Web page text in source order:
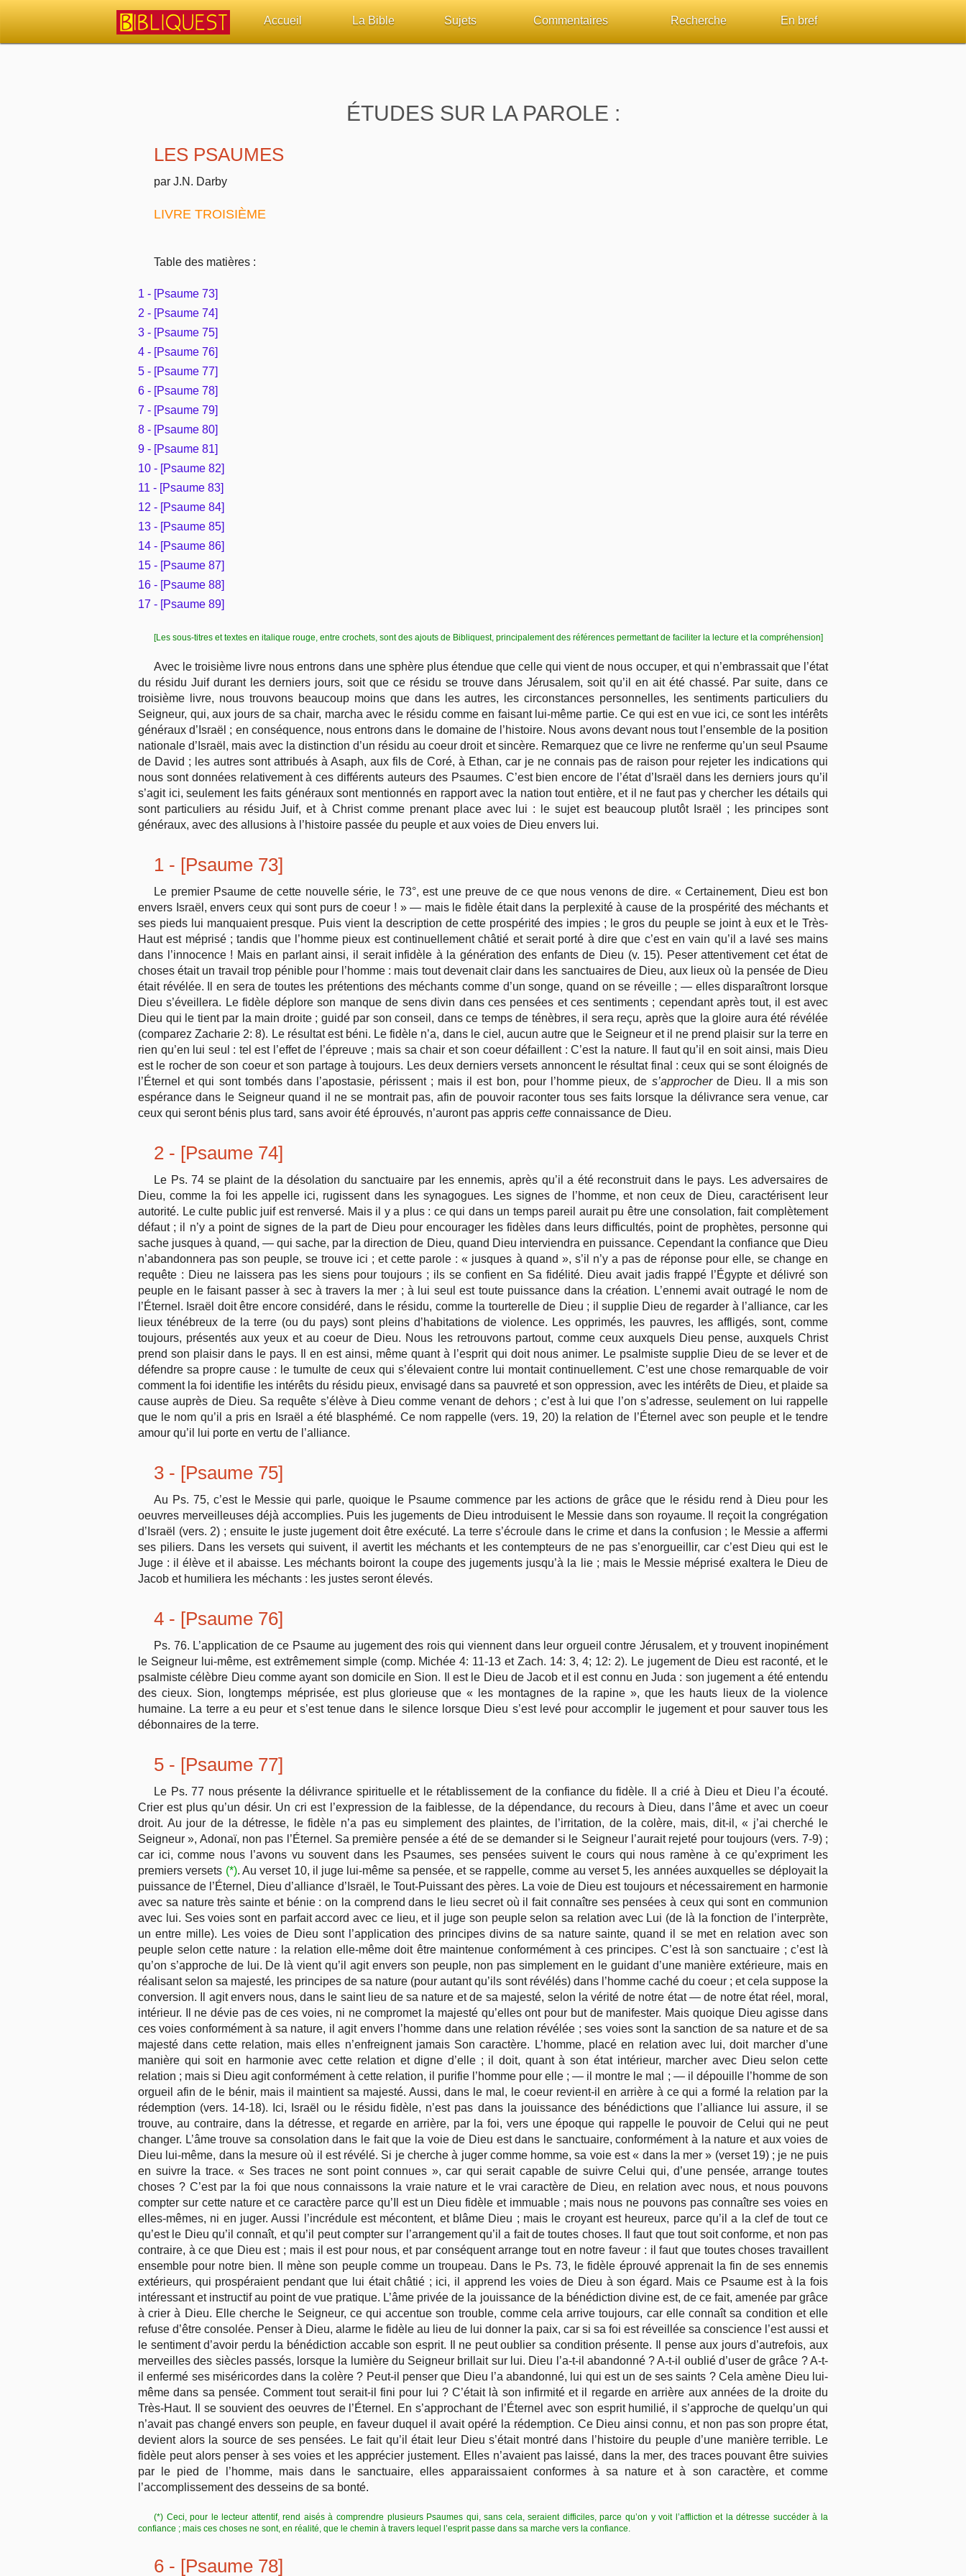
Accueil
Autres sites chrétiens
La Bible Sujets Commentaires Recherche En bref
ÉTUDES SUR LA PAROLE :
LES PSAUMES
par J.N. Darby
LIVRE TROISIÈME
Table des matières :
1 - [Psaume 73]
2 - [Psaume 74]
3 - [Psaume 75]
4 - [Psaume 76]
5 - [Psaume 77]
6 - [Psaume 78]
7 - [Psaume 79]
8 - [Psaume 80]
9 - [Psaume 81]
10 - [Psaume 82]
11 - [Psaume 83]
12 - [Psaume 84]
13 - [Psaume 85]
14 - [Psaume 86]
15 - [Psaume 87]
16 - [Psaume 88]
17 - [Psaume 89]
[Les sous-titres et textes en italique rouge, entre crochets, sont des ajouts de Bibliquest, principalement des références permettant de faciliter la lecture et la compréhension]
Avec le troisième livre nous entrons dans une sphère plus étendue que celle qui vient de nous occuper, et qui n’embrassait que l’état
du résidu Juif durant les derniers jours, soit que ce résidu se trouve dans Jérusalem, soit qu’il en ait été chassé. Par suite, dans ce
troisième livre, nous trouvons beaucoup moins que dans les autres, les circonstances personnelles, les sentiments particuliers du
Seigneur, qui, aux jours de sa chair, marcha avec le résidu comme en faisant lui-même partie. Ce qui est en vue ici, ce sont les intérêts
généraux d’Israël ; en conséquence, nous entrons dans le domaine de l’histoire. Nous avons devant nous tout l’ensemble de la position
nationale d’Israël, mais avec la distinction d’un résidu au coeur droit et sincère. Remarquez que ce livre ne renferme qu’un seul Psaume
de David ; les autres sont attribués à Asaph, aux fils de Coré, à Ethan, car je ne connais pas de raison pour rejeter les indications qui
nous sont données relativement à ces différents auteurs des Psaumes. C’est bien encore de l’état d’Israël dans les derniers jours qu’il
s’agit ici, seulement les faits généraux sont mentionnés en rapport avec la nation tout entière, et il ne faut pas y chercher les détails qui
sont particuliers au résidu Juif, et à Christ comme prenant place avec lui : le sujet est beaucoup plutôt Israël ; les principes sont
généraux, avec des allusions à l’histoire passée du peuple et aux voies de Dieu envers lui.
1 - [Psaume 73]
Le premier Psaume de cette nouvelle série, le 73°, est une preuve de ce que nous venons de dire. « Certainement, Dieu est bon
envers Israël, envers ceux qui sont purs de coeur ! » — mais le fidèle était dans la perplexité à cause de la prospérité des méchants et
ses pieds lui manquaient presque. Puis vient la description de cette prospérité des impies ; le gros du peuple se joint à eux et le Très-
Haut est méprisé ; tandis que l’homme pieux est continuellement châtié et serait porté à dire que c’est en vain qu’il a lavé ses mains
dans l’innocence ! Mais en parlant ainsi, il serait infidèle à la génération des enfants de Dieu (v. 15). Peser attentivement cet état de
choses était un travail trop pénible pour l’homme : mais tout devenait clair dans les sanctuaires de Dieu, aux lieux où la pensée de Dieu
était révélée. Il en sera de toutes les prétentions des méchants comme d’un songe, quand on se réveille ; — elles disparaîtront lorsque
Dieu s’éveillera. Le fidèle déplore son manque de sens divin dans ces pensées et ces sentiments ; cependant après tout, il est avec
Dieu qui le tient par la main droite ; guidé par son conseil, dans ce temps de ténèbres, il sera reçu, après que la gloire aura été révélée
(comparez Zacharie 2: 8). Le résultat est béni. Le fidèle n’a, dans le ciel, aucun autre que le Seigneur et il ne prend plaisir sur la terre en
rien qu’en lui seul : tel est l’effet de l’épreuve ; mais sa chair et son coeur défaillent : C’est la nature. Il faut qu’il en soit ainsi, mais Dieu
est le rocher de son coeur et son partage à toujours. Les deux derniers versets annoncent le résultat final : ceux qui se sont éloignés de
l’Éternel et qui sont tombés dans l’apostasie, périssent ; mais il est bon, pour l’homme pieux, de s’approcher de Dieu. Il a mis son
espérance dans le Seigneur quand il ne se montrait pas, afin de pouvoir raconter tous ses faits lorsque la délivrance sera venue, car
ceux qui seront bénis plus tard, sans avoir été éprouvés, n’auront pas appris cette connaissance de Dieu.
2 - [Psaume 74]
Le Ps. 74 se plaint de la désolation du sanctuaire par les ennemis, après qu’il a été reconstruit dans le pays. Les adversaires de
Dieu, comme la foi les appelle ici, rugissent dans les synagogues. Les signes de l’homme, et non ceux de Dieu, caractérisent leur
autorité. Le culte public juif est renversé. Mais il y a plus : ce qui dans un temps pareil aurait pu être une consolation, fait complètement
défaut ; il n’y a point de signes de la part de Dieu pour encourager les fidèles dans leurs difficultés, point de prophètes, personne qui
sache jusques à quand, — qui sache, par la direction de Dieu, quand Dieu interviendra en puissance. Cependant la confiance que Dieu
n’abandonnera pas son peuple, se trouve ici ; et cette parole : « jusques à quand », s’il n’y a pas de réponse pour elle, se change en
requête : Dieu ne laissera pas les siens pour toujours ; ils se confient en Sa fidélité. Dieu avait jadis frappé l’Égypte et délivré son
peuple en le faisant passer à sec à travers la mer ; à lui seul est toute puissance dans la création. L’ennemi avait outragé le nom de
l’Éternel. Israël doit être encore considéré, dans le résidu, comme la tourterelle de Dieu ; il supplie Dieu de regarder à l’alliance, car les
lieux ténébreux de la terre (ou du pays) sont pleins d’habitations de violence. Les opprimés, les pauvres, les affligés, sont, comme
toujours, présentés aux yeux et au coeur de Dieu. Nous les retrouvons partout, comme ceux auxquels Dieu pense, auxquels Christ
prend son plaisir dans le pays. Il en est ainsi, même quant à l’esprit qui doit nous animer. Le psalmiste supplie Dieu de se lever et de
défendre sa propre cause : le tumulte de ceux qui s’élevaient contre lui montait continuellement. C’est une chose remarquable de voir
comment la foi identifie les intérêts du résidu pieux, envisagé dans sa pauvreté et son oppression, avec les intérêts de Dieu, et plaide sa
cause auprès de Dieu. Sa requête s’élève à Dieu comme venant de dehors ; c’est à lui que l’on s’adresse, seulement on lui rappelle
que le nom qu’il a pris en Israël a été blasphémé. Ce nom rappelle (vers. 19, 20) la relation de l’Éternel avec son peuple et le tendre
amour qu’il lui porte en vertu de l’alliance.
3 - [Psaume 75]
Au Ps. 75, c’est le Messie qui parle, quoique le Psaume commence par les actions de grâce que le résidu rend à Dieu pour les
oeuvres merveilleuses déjà accomplies. Puis les jugements de Dieu introduisent le Messie dans son royaume. Il reçoit la congrégation
d’Israël (vers. 2) ; ensuite le juste jugement doit être exécuté. La terre s’écroule dans le crime et dans la confusion ; le Messie a affermi
ses piliers. Dans les versets qui suivent, il avertit les méchants et les contempteurs de ne pas s’enorgueillir, car c’est Dieu qui est le
Juge : il élève et il abaisse. Les méchants boiront la coupe des jugements jusqu’à la lie ; mais le Messie méprisé exaltera le Dieu de
Jacob et humiliera les méchants : les justes seront élevés.
4 - [Psaume 76]
Ps. 76. L’application de ce Psaume au jugement des rois qui viennent dans leur orgueil contre Jérusalem, et y trouvent inopinément
le Seigneur lui-même, est extrêmement simple (comp. Michée 4: 11-13 et Zach. 14: 3, 4; 12: 2). Le jugement de Dieu est raconté, et le
psalmiste célèbre Dieu comme ayant son domicile en Sion. Il est le Dieu de Jacob et il est connu en Juda : son jugement a été entendu
des cieux. Sion, longtemps méprisée, est plus glorieuse que « les montagnes de la rapine », que les hauts lieux de la violence
humaine. La terre a eu peur et s’est tenue dans le silence lorsque Dieu s’est levé pour accomplir le jugement et pour sauver tous les
débonnaires de la terre.
5 - [Psaume 77]
Le Ps. 77 nous présente la délivrance spirituelle et le rétablissement de la confiance du fidèle. Il a crié à Dieu et Dieu l’a écouté.
Crier est plus qu’un désir. Un cri est l’expression de la faiblesse, de la dépendance, du recours à Dieu, dans l’âme et avec un coeur
droit. Au jour de la détresse, le fidèle n’a pas eu simplement des plaintes, de l’irritation, de la colère, mais, dit-il, « j’ai cherché le
Seigneur », Adonaï, non pas l’Éternel. Sa première pensée a été de se demander si le Seigneur l’aurait rejeté pour toujours (vers. 7-9) ;
car ici, comme nous l’avons vu souvent dans les Psaumes, ses pensées suivent le cours qui nous ramène à ce qu’expriment les
premiers versets (*). Au verset 10, il juge lui-même sa pensée, et se rappelle, comme au verset 5, les années auxquelles se déployait la
puissance de l’Éternel, Dieu d’alliance d’Israël, le Tout-Puissant des pères. La voie de Dieu est toujours et nécessairement en harmonie
avec sa nature très sainte et bénie : on la comprend dans le lieu secret où il fait connaître ses pensées à ceux qui sont en communion
avec lui. Ses voies sont en parfait accord avec ce lieu, et il juge son peuple selon sa relation avec Lui (de là la fonction de l’interprète,
un entre mille). Les voies de Dieu sont l’application des principes divins de sa nature sainte, quand il se met en relation avec son
peuple selon cette nature : la relation elle-même doit être maintenue conformément à ces principes. C’est là son sanctuaire ; c’est là
qu’on s’approche de lui. De là vient qu’il agit envers son peuple, non pas simplement en le guidant d’une manière extérieure, mais en
réalisant selon sa majesté, les principes de sa nature (pour autant qu’ils sont révélés) dans l’homme caché du coeur ; et cela suppose la
conversion. Il agit envers nous, dans le saint lieu de sa nature et de sa majesté, selon la vérité de notre état — de notre état réel, moral,
intérieur. Il ne dévie pas de ces voies, ni ne compromet la majesté qu’elles ont pour but de manifester. Mais quoique Dieu agisse dans
ces voies conformément à sa nature, il agit envers l’homme dans une relation révélée ; ses voies sont la sanction de sa nature et de sa
majesté dans cette relation, mais elles n’enfreignent jamais Son caractère. L’homme, placé en relation avec lui, doit marcher d’une
manière qui soit en harmonie avec cette relation et digne d’elle ; il doit, quant à son état intérieur, marcher avec Dieu selon cette
relation ; mais si Dieu agit conformément à cette relation, il purifie l’homme pour elle ; — il montre le mal ; — il dépouille l’homme de son
orgueil afin de le bénir, mais il maintient sa majesté. Aussi, dans le mal, le coeur revient-il en arrière à ce qui a formé la relation par la
rédemption (vers. 14-18). Ici, Israël ou le résidu fidèle, n’est pas dans la jouissance des bénédictions que l’alliance lui assure, il se
trouve, au contraire, dans la détresse, et regarde en arrière, par la foi, vers une époque qui rappelle le pouvoir de Celui qui ne peut
changer. L’âme trouve sa consolation dans le fait que la voie de Dieu est dans le sanctuaire, conformément à la nature et aux voies de
Dieu lui-même, dans la mesure où il est révélé. Si je cherche à juger comme homme, sa voie est « dans la mer » (verset 19) ; je ne puis
en suivre la trace. « Ses traces ne sont point connues », car qui serait capable de suivre Celui qui, d’une pensée, arrange toutes
choses ? C’est par la foi que nous connaissons la vraie nature et le vrai caractère de Dieu, en relation avec nous, et nous pouvons
compter sur cette nature et ce caractère parce qu’Il est un Dieu fidèle et immuable ; mais nous ne pouvons pas connaître ses voies en
elles-mêmes, ni en juger. Aussi l’incrédule est mécontent, et blâme Dieu ; mais le croyant est heureux, parce qu’il a la clef de tout ce
qu’est le Dieu qu’il connaît, et qu’il peut compter sur l’arrangement qu’il a fait de toutes choses. Il faut que tout soit conforme, et non pas
contraire, à ce que Dieu est ; mais il est pour nous, et par conséquent arrange tout en notre faveur : il faut que toutes choses travaillent
ensemble pour notre bien. Il mène son peuple comme un troupeau. Dans le Ps. 73, le fidèle éprouvé apprenait la fin de ses ennemis
extérieurs, qui prospéraient pendant que lui était châtié ; ici, il apprend les voies de Dieu à son égard. Mais ce Psaume est à la fois
intéressant et instructif au point de vue pratique. L’âme privée de la jouissance de la bénédiction divine est, de ce fait, amenée par grâce
à crier à Dieu. Elle cherche le Seigneur, ce qui accentue son trouble, comme cela arrive toujours, car elle connaît sa condition et elle
refuse d’être consolée. Penser à Dieu, alarme le fidèle au lieu de lui donner la paix, car si sa foi est réveillée sa conscience l’est aussi et
le sentiment d’avoir perdu la bénédiction accable son esprit. Il ne peut oublier sa condition présente. Il pense aux jours d’autrefois, aux
merveilles des siècles passés, lorsque la lumière du Seigneur brillait sur lui. Dieu l’a-t-il abandonné ? A-t-il oublié d’user de grâce ? A-t-
il enfermé ses miséricordes dans la colère ? Peut-il penser que Dieu l’a abandonné, lui qui est un de ses saints ? Cela amène Dieu lui-
même dans sa pensée. Comment tout serait-il fini pour lui ? C’était là son infirmité et il regarde en arrière aux années de la droite du
Très-Haut. Il se souvient des oeuvres de l’Éternel. En s’approchant de l’Éternel avec son esprit humilié, il s’approche de quelqu’un qui
n’avait pas changé envers son peuple, en faveur duquel il avait opéré la rédemption. Ce Dieu ainsi connu, et non pas son propre état,
devient alors la source de ses pensées. Le fait qu’il était leur Dieu s’était montré dans l’histoire du peuple d’une manière terrible. Le
fidèle peut alors penser à ses voies et les apprécier justement. Elles n’avaient pas laissé, dans la mer, des traces pouvant être suivies
par le pied de l’homme, mais dans le sanctuaire, elles apparaissaient conformes à sa nature et à son caractère, et comme
l’accomplissement des desseins de sa bonté.
(*) Ceci, pour le lecteur attentif, rend aisés à comprendre plusieurs Psaumes qui, sans cela, seraient difficiles, parce qu’on y voit l’affliction et la détresse succéder à la
confiance ; mais ces choses ne sont, en réalité, que le chemin à travers lequel l’esprit passe dans sa marche vers la confiance.
6 - [Psaume 78]